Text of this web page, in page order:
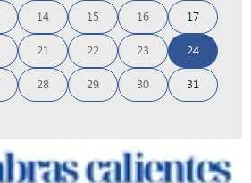
14 15 16 17
21 22 23 24
28 29 30 31